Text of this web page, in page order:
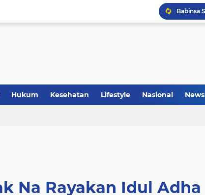
Hukum Kesehatan Lifestyle Nasional News
Na Rayakan Idul Adha